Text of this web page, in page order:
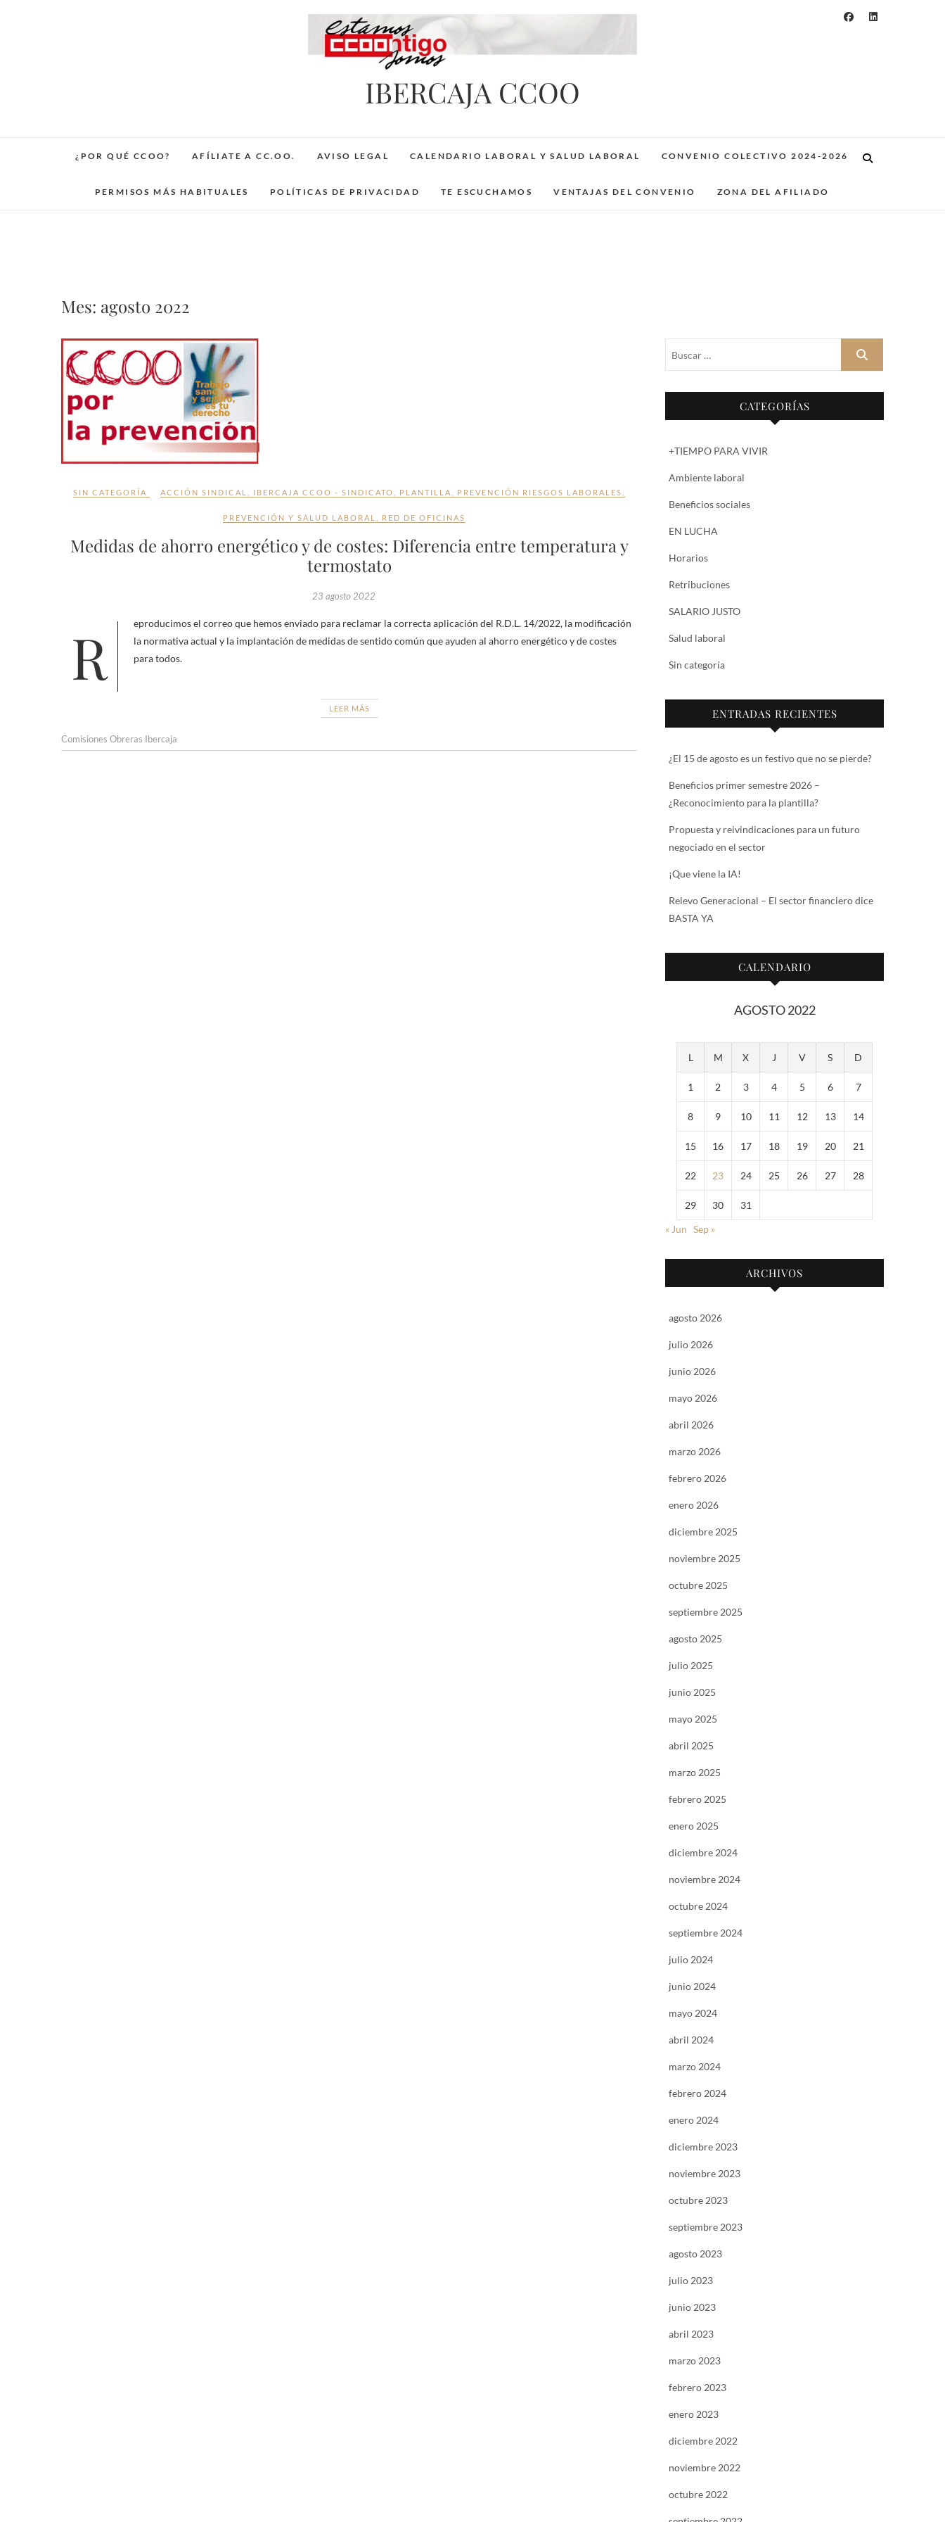
IBERCAJA CCOO
¿POR QUÉ CCOO? AFÍLIATE A CC.OO. AVISO LEGAL CALENDARIO LABORAL Y SALUD LABORAL CONVENIO COLECTIVO 2024-2026
PERMISOS MÁS HABITUALES POLÍTICAS DE PRIVACIDAD TE ESCUCHAMOS VENTAJAS DEL CONVENIO ZONA DEL AFILIADO
Mes: agosto 2022
SIN CATEGORÍA ACCIÓN SINDICAL IBERCAJA CCOO - SINDICATO PLANTILLA PREVENCIÓN RIESGOS LABORALES
PREVENCIÓN Y SALUD LABORAL RED DE OFICINAS
Medidas de ahorro energético y de costes: Diferencia entre temperatura y
termostato
23 agosto 2022
Reproducimos el correo que hemos enviado para reclamar la correcta aplicación del R.D.L. 14/2022, la modificación
la normativa actual y la implantación de medidas de sentido común que ayuden al ahorro energético y de costes
para todos.
LEER MÁS
Comisiones Obreras Ibercaja
Buscar
CATEGORÍAS
+TIEMPO PARA VIVIR
Ambiente laboral
Beneficios sociales
EN LUCHA
Horarios
Retribuciones
SALARIO JUSTO
Salud laboral
Sin categoría
ENTRADAS RECIENTES
¿El 15 de agosto es un festivo que no se pierde?
Beneficios primer semestre 2026 –
¿Reconocimiento para la plantilla?
Propuesta y reivindicaciones para un futuro
negociado en el sector
¡Que viene la IA!
Relevo Generacional – El sector financiero dice
BASTA YA
CALENDARIO
AGOSTO 2022
L M X J V S D
1 2 3 4 5 6 7
8 9 10 11 12 13 14
15 16 17 18 19 20 21
22 23 24 25 26 27 28
29 30
31
« Jun Sep »
ARCHIVOS
agosto 2026
julio 2026
junio 2026
mayo 2026
abril 2026
marzo 2026
febrero 2026
enero 2026
diciembre 2025
noviembre 2025
octubre 2025
septiembre 2025
agosto 2025
julio 2025
junio 2025
mayo 2025
abril 2025
marzo 2025
febrero 2025
enero 2025
diciembre 2024
noviembre 2024
octubre 2024
septiembre 2024
julio 2024
junio 2024
mayo 2024
abril 2024
marzo 2024
febrero 2024
enero 2024
diciembre 2023
noviembre 2023
octubre 2023
septiembre 2023
agosto 2023
julio 2023
junio 2023
abril 2023
marzo 2023
febrero 2023
enero 2023
diciembre 2022
noviembre 2022
octubre 2022